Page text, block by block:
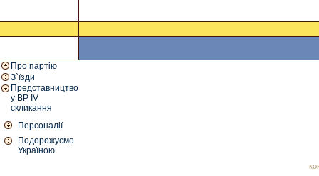
Про партію
З`їзди
Представництво
у ВР IV
скликання
Персоналії
Подорожуємо
Україною